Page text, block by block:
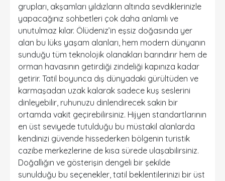
grupları, akşamları yıldızların altında sevdiklerinizle
yapacağınız sohbetleri çok daha anlamlı ve
unutulmaz kılar. Ölüdeniz’in eşsiz doğasında yer
alan bu lüks yaşam alanları, hem modern dünyanın
sunduğu tüm teknolojik olanakları barındırır hem de
orman havasının getirdiği zindeliği kapınıza kadar
getirir. Tatil boyunca dış dünyadaki gürültüden ve
karmaşadan uzak kalarak sadece kuş seslerini
dinleyebilir, ruhunuzu dinlendirecek sakin bir
ortamda vakit geçirebilirsiniz. Hijyen standartlarının
en üst seviyede tutulduğu bu müstakil alanlarda
kendinizi güvende hissederken bölgenin turistik
cazibe merkezlerine de kısa sürede ulaşabilirsiniz.
Doğallığın ve gösterişin dengeli bir şekilde
sunulduğu bu seçenekler, tatil beklentilerinizi bir üst